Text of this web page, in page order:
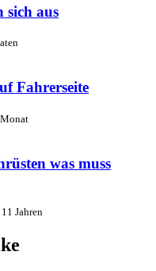
sich aus
Fahrerseite
was muss
Jahren